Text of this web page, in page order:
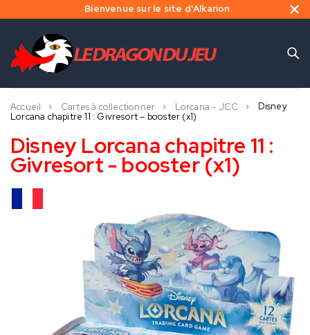
Bienvenue sur le site d'Alkarion.
Accueil Cartes à collectionner Lorcana - JCC
Disney
Lorcana chapitre 11 : Givresort – booster (x1)
Disney Lorcana chapitre 11 :
Givresort - booster (x1)